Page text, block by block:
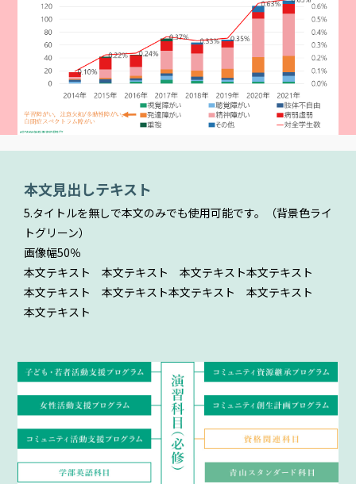
本文見出しテキスト
5.タイトルを無しで本文のみでも使用可能です。（背景色ライ
トグリーン）
画像幅50％
本文テキスト 本文テキスト 本文テキスト本文テキスト
本文テキスト 本文テキスト本文テキスト 本文テキスト
本文テキスト